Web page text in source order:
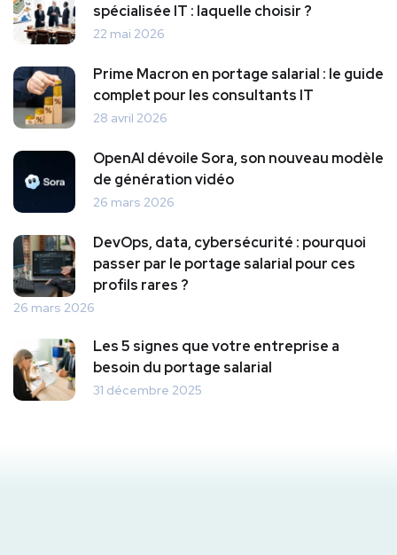
spécialisée IT : laquelle choisir ?
22 mai 2026
Prime Macron en portage salarial : le guide
complet pour les consultants IT
28 avril 2026
OpenAI dévoile Sora, son nouveau modèle
de génération vidéo
26 mars 2026
DevOps, data, cybersécurité : pourquoi
passer par le portage salarial pour ces
profils rares ?
26 mars 2026
Les 5 signes que votre entreprise a
besoin du portage salarial
31 décembre 2025